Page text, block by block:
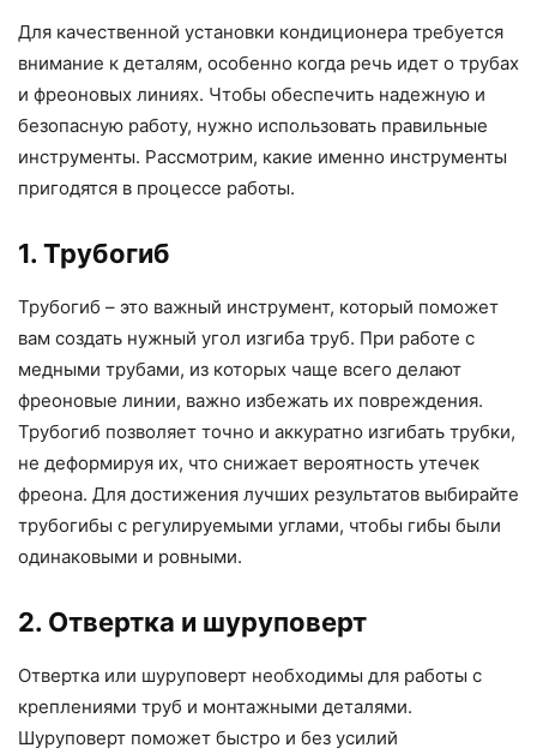
Для качественной установки кондиционера требуется
внимание к деталям, особенно когда речь идет о трубах
и фреоновых линиях. Чтобы обеспечить надежную и
безопасную работу, нужно использовать правильные
инструменты. Рассмотрим, какие именно инструменты
пригодятся в процессе работы.
1. Трубогиб
Трубогиб – это важный инструмент, который поможет
вам создать нужный угол изгиба труб. При работе с
медными трубами, из которых чаще всего делают
фреоновые линии, важно избежать их повреждения.
Трубогиб позволяет точно и аккуратно изгибать трубки,
не деформируя их, что снижает вероятность утечек
фреона. Для достижения лучших результатов выбирайте
трубогибы с регулируемыми углами, чтобы гибы были
одинаковыми и ровными.
2. Отвертка и шуруповерт
Отвертка или шуруповерт необходимы для работы с
креплениями труб и монтажными деталями.
Шуруповерт поможет быстро и без усилий